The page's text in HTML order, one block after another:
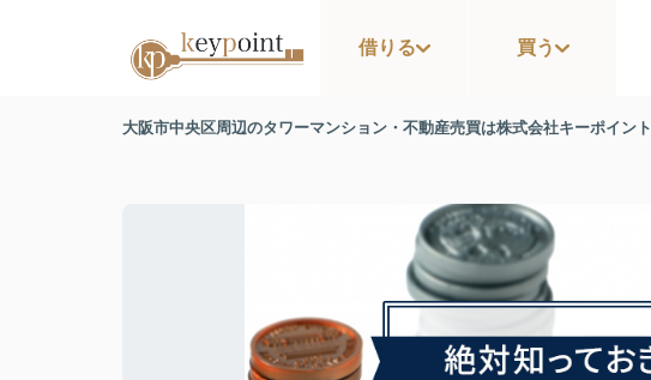
借りる 買う
大阪市中央区周辺のタワーマンション・不動産売買は株式会社キーポイント